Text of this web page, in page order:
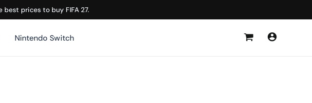
best prices to buy FIFA 27.
Nintendo Switch